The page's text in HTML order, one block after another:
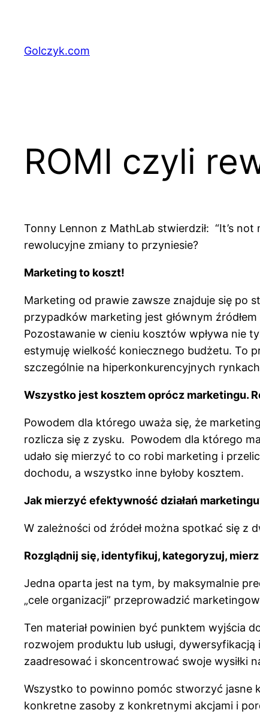
treściGolczyk.com
ROMI czyli
Tonny Lennon z MathLab stwierdził: “It’s
rewolucyjne zmiany to przyniesie?
Marketing to koszt!
Marketing od prawie zawsze znajduje się po
przypadków marketing jest głównym
Pozostawanie w cieniu kosztów wpływa nie
estymuję wielkość koniecznego budżetu. To
szczególnie na hiperkonkurencyjnych
Wszystko jest kosztem oprócz marketingu.
Powodem dla którego uważa się, że
rozlicza się z zysku. Powodem dla którego
udało się mierzyć to co robi marketing i
dochodu, a wszystko inne byłoby kosztem.
Jak mierzyć efektywność działań
W zależności od źródeł można spotkać się z
Rozglądnij się, identyfikuj, kategoryzuj, mierz
Jedna oparta jest na tym, by maksymalnie
„cele organizacji” przeprowadzić
Ten materiał powinien być punktem wyjścia
rozwojem produktu lub usługi,
zaadresować i skoncentrować swoje wysiłki
Wszystko to powinno pomóc stworzyć jasne
konkretne zasoby z konkretnymi akcjami i